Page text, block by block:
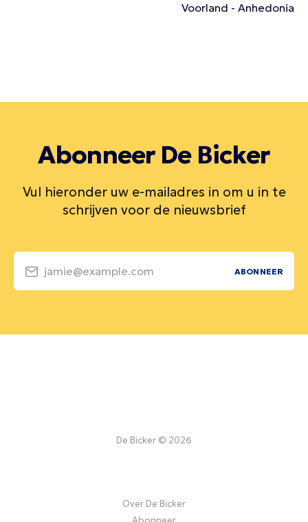
Voorland - Anhedonia
Abonneer De Bicker
Vul hieronder uw e-mailadres in om u in te
schrijven voor de nieuwsbrief
jamie@example.com ABONNEER
De Bicker © 2026
Over De Bicker